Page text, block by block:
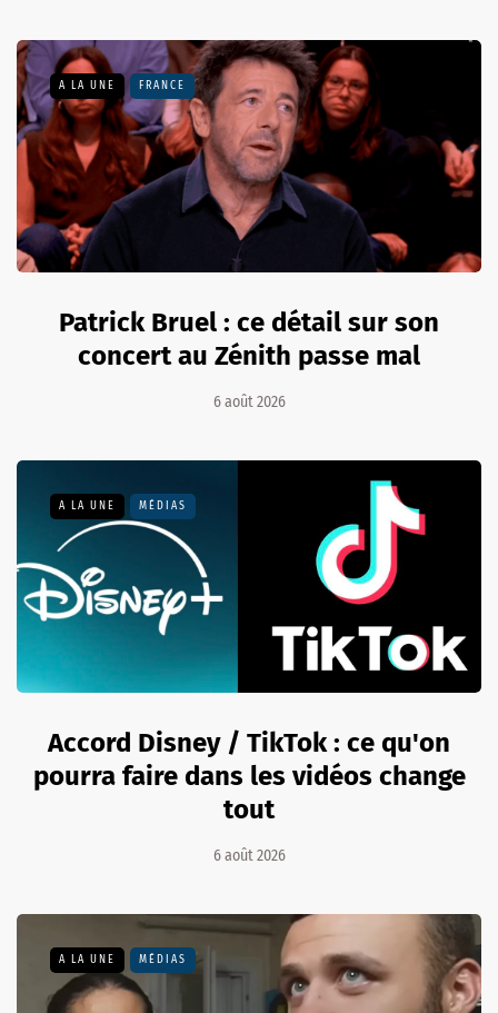
A LA UNE FRANCE
Patrick Bruel : ce détail sur son
concert au Zénith passe mal
6 août 2026
A LA UNE MÉDIAS
Accord Disney / TikTok : ce qu'on
pourra faire dans les vidéos change
tout
6 août 2026
A LA UNE MÉDIAS